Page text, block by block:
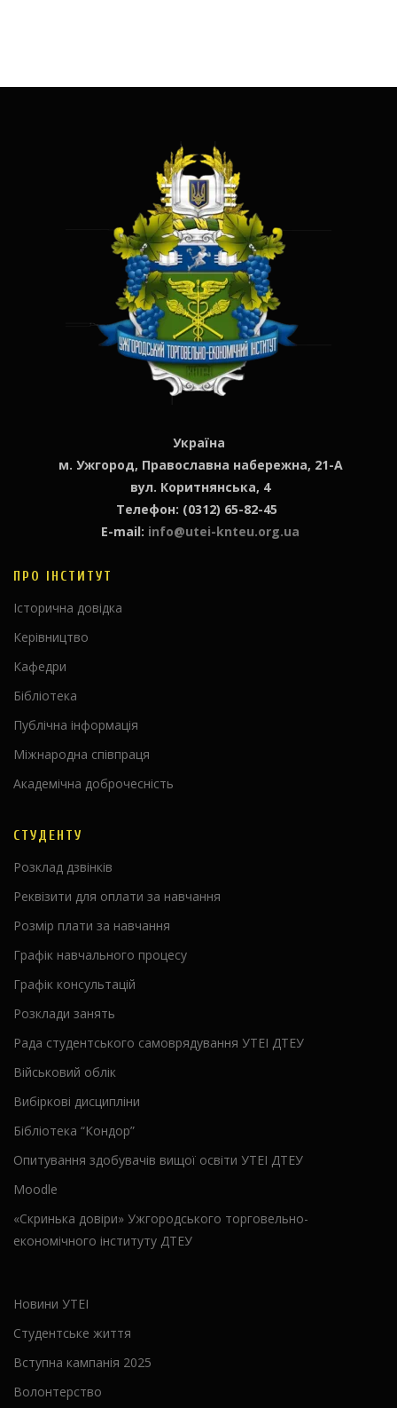
Україна
м. Ужгород, Православна набережна, 21-А
вул. Коритнянська, 4
Телефон: (0312) 65-82-45
E-mail: info@utei-knteu.org.ua
ПРО ІНСТИТУТ
Історична довідка
Керівництво
Кафедри
Бібліотека
Публічна інформація
Міжнародна співпраця
Академічна доброчесність
СТУДЕНТУ
Розклад дзвінків
Реквізити для оплати за навчання
Розмір плати за навчання
Графік навчального процесу
Графік консультацій
Розклади занять
Рада студентського самоврядування УТЕІ ДТЕУ
Військовий облік
Вибіркові дисципліни
Бібліотека “Кондор”
Опитування здобувачів вищої освіти УТЕІ ДТЕУ
Moodle
«Скринька довіри» Ужгородського торговельно-
економічного інституту ДТЕУ
Новини УТЕІ
Студентське життя
Вступна кампанія 2025
Волонтерство